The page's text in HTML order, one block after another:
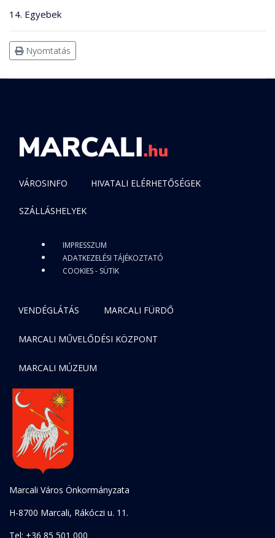
14. Egyebek
Nyomtatás
VÁROSINFO HIVATALI ELÉRHETŐSÉGEK
SZÁLLÁSHELYEK
IMPRESSZUM
ADATKEZELÉSI TÁJÉKOZTATÓ
COOKIES - SÜTIK
VENDÉGLÁTÁS MARCALI FÜRDŐ
MARCALI MŰVELŐDÉSI KÖZPONT
MARCALI MÚZEUM
Marcali Város Önkormányzata
H-8700 Marcali, Rákóczi u. 11.
Tel: +36 85 501 000